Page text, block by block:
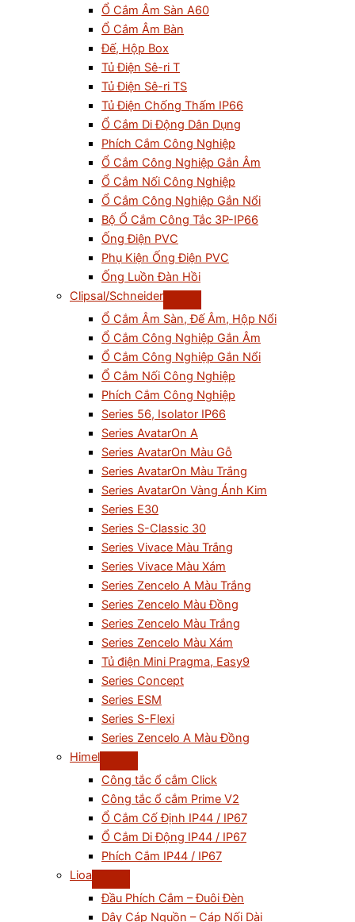
Ổ Cắm Âm Sàn A60
Ổ Cắm Âm Bàn
Đế, Hộp Box
Tủ Điện Sê-ri T
Tủ Điện Sê-ri TS
Tủ Điện Chống Thấm IP66
Ổ Cắm Di Động Dân Dụng
Phích Cắm Công Nghiệp
Ổ Cắm Công Nghiệp Gắn Âm
Ổ Cắm Nối Công Nghiệp
Ổ Cắm Công Nghiệp Gắn Nổi
Bộ Ổ Cắm Công Tắc 3P-IP66
Ống Điện PVC
Phụ Kiện Ống Điện PVC
Ống Luồn Đàn Hồi
Clipsal/Schneider
Ổ Cắm Âm Sàn, Đế Âm, Hộp Nổi
Ổ Cắm Công Nghiệp Gắn Âm
Ổ Cắm Công Nghiệp Gắn Nổi
Ổ Cắm Nối Công Nghiệp
Phích Cắm Công Nghiệp
Series 56, Isolator IP66
Series AvatarOn A
Series AvatarOn Màu Gỗ
Series AvatarOn Màu Trắng
Series AvatarOn Vàng Ánh Kim
Series E30
Series S-Classic 30
Series Vivace Màu Trắng
Series Vivace Màu Xám
Series Zencelo A Màu Trắng
Series Zencelo Màu Đồng
Series Zencelo Màu Trắng
Series Zencelo Màu Xám
Tủ điện Mini Pragma, Easy9
Series Concept
Series ESM
Series S-Flexi
Series Zencelo A Màu Đồng
Himel
Công tắc ổ cắm Click
Công tắc ổ cắm Prime V2
Ổ Cắm Cố Định IP44 / IP67
Ổ Cắm Di Động IP44 / IP67
Phích Cắm IP44 / IP67
Lioa
Đầu Phích Cắm – Đuôi Đèn
Dây Cáp Nguồn – Cáp Nối Dài